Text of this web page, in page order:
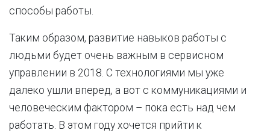
способы работы.
Таким образом, развитие навыков работы с
людьми будет очень важным в сервисном
управлении в 2018. С технологиями мы уже
далеко ушли вперед, а вот с коммуникациями и
человеческим фактором – пока есть над чем
работать. В этом году хочется прийти к